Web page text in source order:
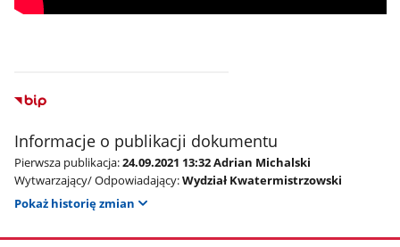
Informacje o publikacji dokumentu
Pierwsza publikacja:24.09.2021 13:32 Adrian Michalski
Wytwarzający/ Odpowiadający:Wydział Kwatermistrzowski
Pokaż historię zmian